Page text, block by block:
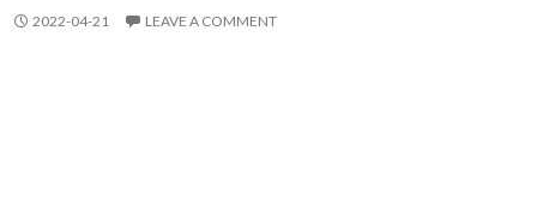
2022-04-21 LEAVE A COMMENT